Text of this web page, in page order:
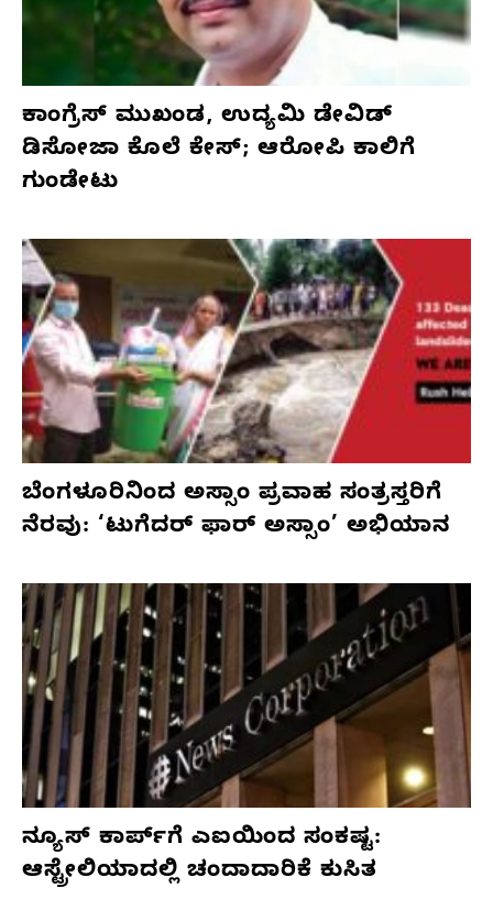
ಕಾಂಗ್ರೆಸ್‌ ಮುಖಂಡ, ಉದ್ಯಮಿ ಡೇವಿಡ್‌
ಡಿಸೋಜಾ ಕೊಲೆ ಕೇಸ್;‌ ಆರೋಪಿ ಕಾಲಿಗೆ
ಗುಂಡೇಟು
ಬೆಂಗಳೂರಿನಿಂದ ಅಸ್ಸಾಂ ಪ್ರವಾಹ ಸಂತ್ರಸ್ತರಿಗೆ
ನೆರವು: ‘ಟುಗೆದರ್ ಫಾರ್ ಅಸ್ಸಾಂ’ ಅಭಿಯಾನ
ನ್ಯೂಸ್ ಕಾರ್ಪ್‌ಗೆ ಎಐಯಿಂದ ಸಂಕಷ್ಟ:
ಆಸ್ಟ್ರೇಲಿಯಾದಲ್ಲಿ ಚಂದಾದಾರಿಕೆ ಕುಸಿತ